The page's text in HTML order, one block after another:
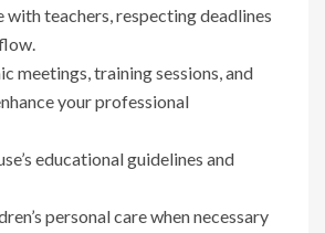
with teachers, respecting deadlines
meetings, training sessions, and
your professional
educational guidelines and
personal care when necessary